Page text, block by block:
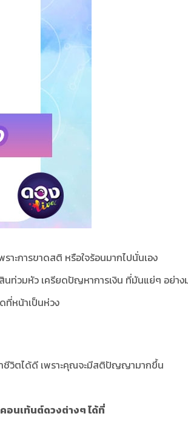
ะการขาดสติ หรือใจร้อนมากไปนั่นเอง
นท่วมหัว เครียดปัญหาการเงิน ที่มันแย่ๆ อย่าง
ที่หน้าเป็นห่วง
ชีวิตได้ดี เพราะคุณจะมีสติปัญญามากขึ้น
อนเท้นต์ดวงต่างๆ ได้ที่